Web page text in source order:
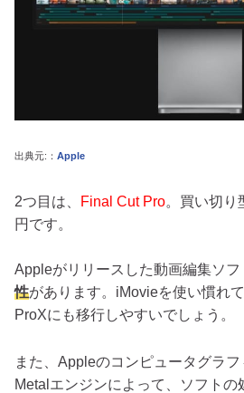
出典元:： Apple
2つ目は、 Final Cut Pro。買い切り
円です。
Appleがリリースした動画編集ソフ
性があります。iMovieを使い慣れ
ProXにも移行しやすいでしょう。
また、Appleのコンピュータグラ
Metalエンジンによって、ソフトの